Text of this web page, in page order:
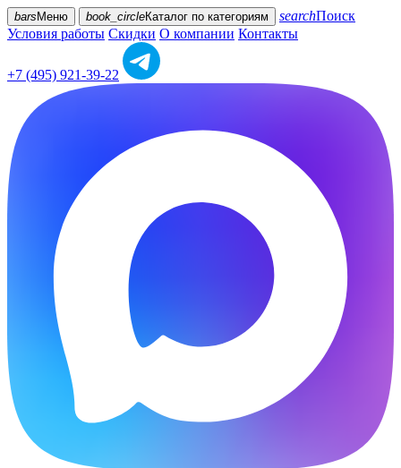
bars Меню book_circleКаталог по категориям searchПоиск
Условия работы Скидки О компании Контакты
+7 (495) 921-39-22